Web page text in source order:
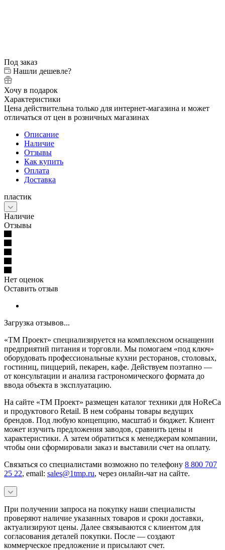
Под заказ
Нашли дешевле?
Хочу в подарок
Характеристики
Цена действительна только для интернет-магазина и может
отличаться от цен в розничных магазинах
Описание
Наличие
Отзывы
Как купить
Оплата
Доставка
пластик
Наличие
Отзывы
Нет оценок
Оставить отзыв
Загрузка отзывов...
«ТМ Проект» специализируется на комплексном оснащении
предприятий питания и торговли. Мы помогаем «под ключ»
оборудовать профессиональные кухни ресторанов, столовых,
гостиниц, пиццерий, пекарен, кафе. Действуем поэтапно —
от консультации и анализа гастрономического формата до
ввода объекта в эксплуатацию.
На сайте «ТМ Проект» размещен каталог техники для HoReCa
и продуктового Retail. В нем собраны товары ведущих
брендов. Под любую концепцию, масштаб и бюджет. Клиент
может изучить предложения заводов, сравнить цены и
характеристики. А затем обратиться к менеджерам компании,
чтобы они сформировали заказ и выставили счет на оплату.
Связаться со специалистами возможно по телефону 8 800 707
25 22, email: sales@1tmp.ru, через онлайн-чат на сайте.
При получении запроса на покупку наши специалисты
проверяют наличие указанных товаров и сроки доставки,
актуализируют цены. Далее связываются с клиентом для
согласования деталей покупки. После — создают
коммерческое предложение и присылают счет.